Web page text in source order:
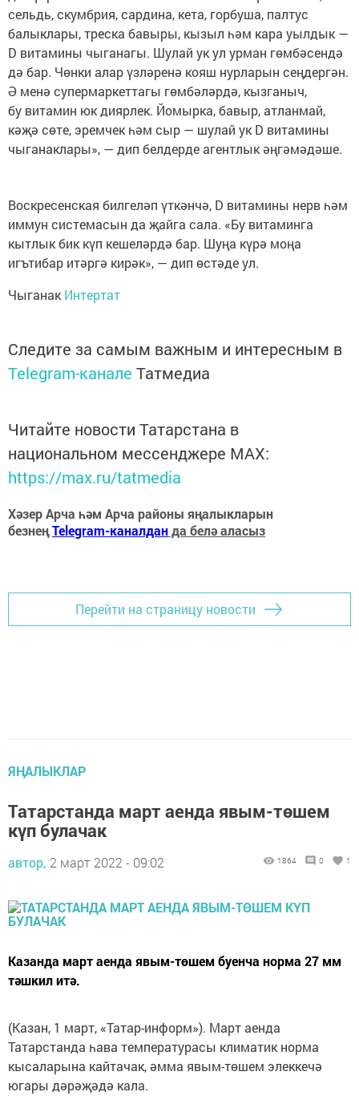
сельдь, скумбрия, сардина, кета, горбуша, палтус
балыклары, треска бавыры, кызыл һәм кара уылдык —
D витамины чыганагы. Шулай ук ул урман гөмбәсендә
дә бар. Чөнки алар үзләренә кояш нурларын сеңдергән.
Ә менә супермаркеттагы гөмбәләрдә, кызганыч,
бу витамин юк диярлек. Йомырка, бавыр, атланмай,
кәҗә сөте, эремчек һәм сыр — шулай ук D витамины
чыганаклары», — дип белдерде агентлык әңгәмәдәше.
Воскресенская билгеләп үткәнчә, D витамины нерв һәм
иммун системасын да җайга сала. «Бу витаминга
кытлык бик күп кешеләрдә бар. Шуңа күрә моңа
игътибар итәргә кирәк», — дип өстәде ул.
Чыганак Интертат
Следите за самым важным и интересным в
Telegram-канале Татмедиа
Читайте новости Татарстана в
национальном мессенджере MАХ:
https://max.ru/tatmedia
Хәзер Арча һәм Арча районы яңалыкларын
безнеңTelegram-каналданда белә аласыз
Перейти на страницу новости
ЯҢАЛЫКЛАР
Татарстанда март аенда явым-төшем
күп булачак
автор, 2 март 2022 - 09:02 1864 0 1
Казанда март аенда явым-төшем буенча норма 27 мм
тәшкил итә.
(Казан, 1 март, «Татар-информ»). Март аенда
Татарстанда һава температурасы климатик норма
кысаларына кайтачак, әмма явым-төшем элеккечә
югары дәрәҗәдә кала.